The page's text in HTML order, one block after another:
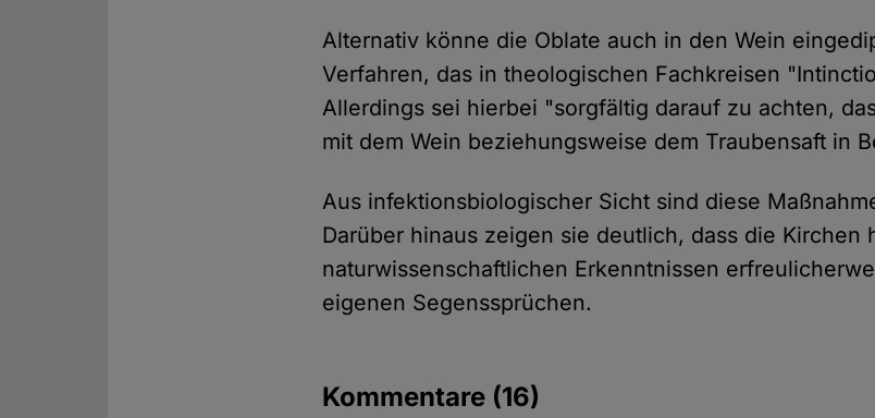
Alternativ könne die Oblate auch in den Wein
Verfahren, das in theologischen Fachkreisen
Allerdings sei hierbei "sorgfältig darauf zu achten,
mit dem Wein beziehungsweise dem Traubensaft in
Aus infektionsbiologischer Sicht sind diese
Darüber hinaus zeigen sie deutlich, dass die Kirchen
naturwissenschaftlichen Erkenntnissen
eigenen Segenssprüchen.
Kommentare (16)